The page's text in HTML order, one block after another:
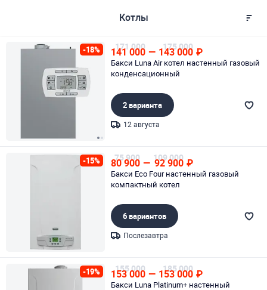
Котлы
-18% 171 000
141 000 — 175 000
143 000 ₽
Бакси Luna Air котел настенный газовый
конденсационный
2 варианта
12 августа
-15% 75 900
80 900 — 109 000
92 900 ₽
Бакси Eco Four настенный газовый
компактный котел
6 вариантов
Послезавтра
-19% 155 000
153 000 — 185 000
153 000 ₽
Бакси Luna Platinum+ настенный